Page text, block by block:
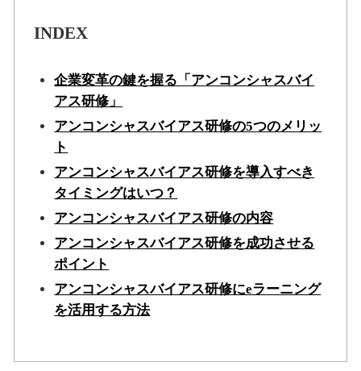
INDEX
企業変革の鍵を握る「アンコンシャスバイ
アス研修」
アンコンシャスバイアス研修の5つのメリッ
ト
アンコンシャスバイアス研修を導入すべき
タイミングはいつ？
アンコンシャスバイアス研修の内容
アンコンシャスバイアス研修を成功させる
ポイント
アンコンシャスバイアス研修にeラーニング
を活用する方法